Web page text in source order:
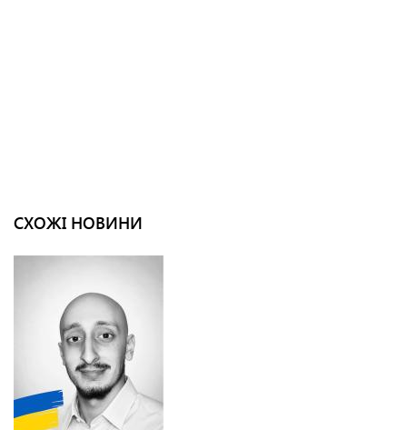
СХОЖІ НОВИНИ